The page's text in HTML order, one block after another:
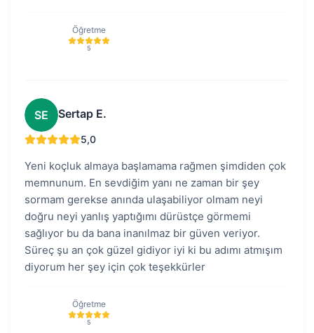
Öğretme
5
SE Sertap E.
5,0
Yeni koçluk almaya başlamama rağmen şimdiden çok
memnunum. En sevdiğim yanı ne zaman bir şey
sormam gerekse anında ulaşabiliyor olmam neyi
doğru neyi yanlış yaptığımı dürüstçe görmemi
sağlıyor bu da bana inanılmaz bir güven veriyor.
Süreç şu an çok güzel gidiyor iyi ki bu adımı atmışım
diyorum her şey için çok teşekkürler
Öğretme
5